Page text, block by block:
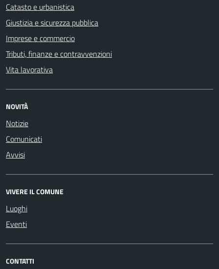
Catasto e urbanistica
Giustizia e sicurezza pubblica
Imprese e commercio
Tributi, finanze e contravvenzioni
Vita lavorativa
NOVITÀ
Notizie
Comunicati
Avvisi
VIVERE IL COMUNE
Luoghi
Eventi
CONTATTI